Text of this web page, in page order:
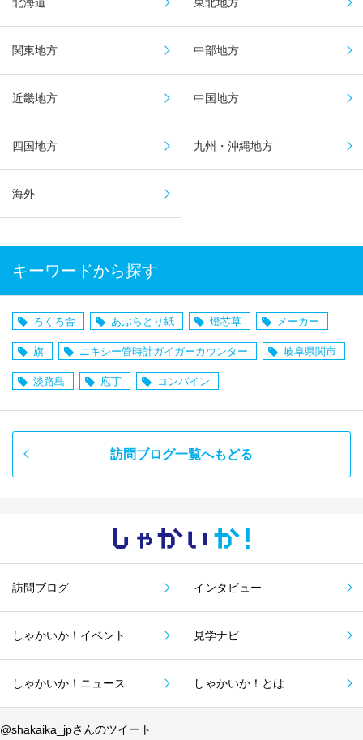
関東地方 中部地方
近畿地方 中国地方
四国地方 九州・沖縄地方
海外
キーワードから探す
ろくろ舎 あぶらとり紙 燈芯草 メーカー
旗 ニキシー管時計ガイガーカウンター 岐阜県関市
淡路島 庖丁 コンバイン
訪問ブログ一覧へもどる
しゃかい か！
訪問ブログ インタビュー
しゃかいか！イベント 見学ナビ
しゃかいか！ニュース しゃかいか！とは
@shakaika_jpさんのツイート